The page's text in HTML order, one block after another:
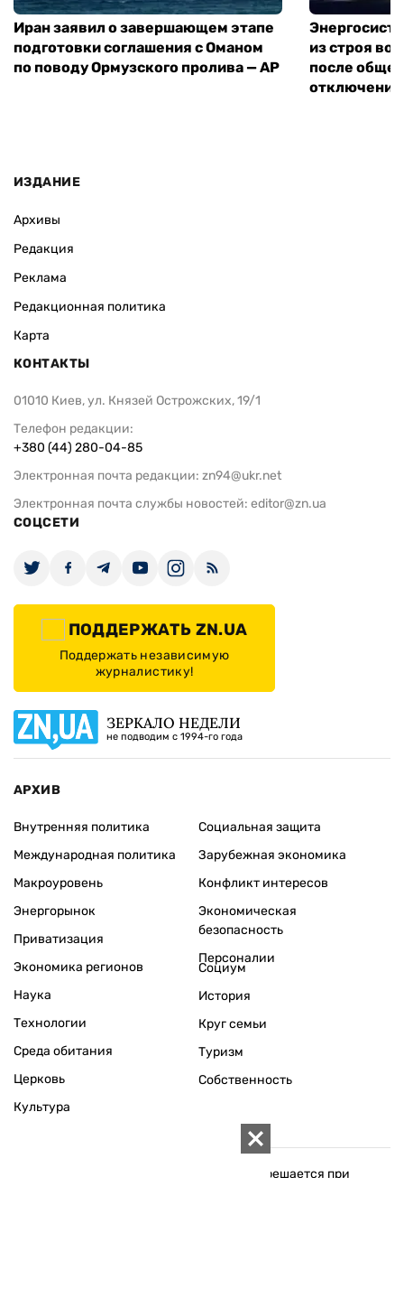
Иран заявил о завершающем этапе
подготовки соглашения с Оманом
по поводу Ормузского пролива — AP
из строя во
после
отключения
ИЗДАНИЕ
Архивы
Редакция
Реклама
Редакционная политика
Карта
КОНТАКТЫ
01010 Киев, ул. Князей Острожских, 19/1
Телефон редакции:
+380 (44) 280-04-85
Электронная почта редакции: zn94@ukr.net
Электронная почта службы новостей: editor@zn.ua
СОЦСЕТИ
ПОДДЕРЖАТЬ ZN.UA
Поддержать независимую
журналистику!
ЗЕРКАЛО НЕДЕЛИ
не подводим с 1994-го года
АРХИВ
Внутренняя политика
Международная политика
Макроуровень
Энергорынок
Приватизация
Экономика регионов
Социальная защита
Зарубежная экономика
Конфликт интересов
Экономическая
безопасность
Персоналии
Наука
Технологии
Среда обитания
Церковь
Культура
Социум
История
Круг семьи
Туризм
Собственность
Использование материалов «ZN.UA» разрешается при